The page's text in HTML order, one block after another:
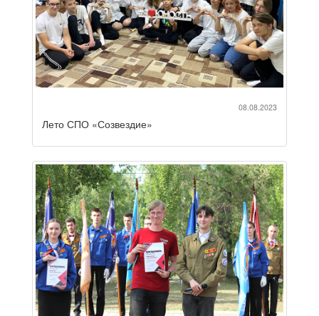
08.08.2023
Лето СПО «Созвездие»